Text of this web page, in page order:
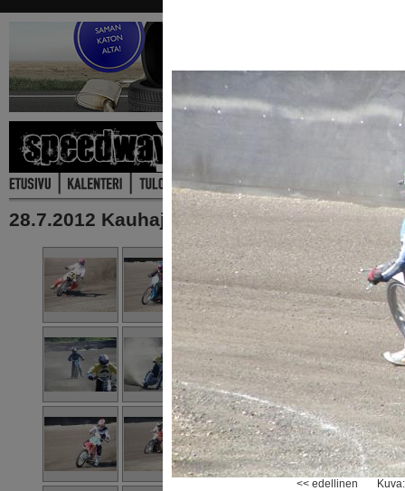
<< edellinen
28.7.2012 Kauhajoki, ekat maaratatreenit